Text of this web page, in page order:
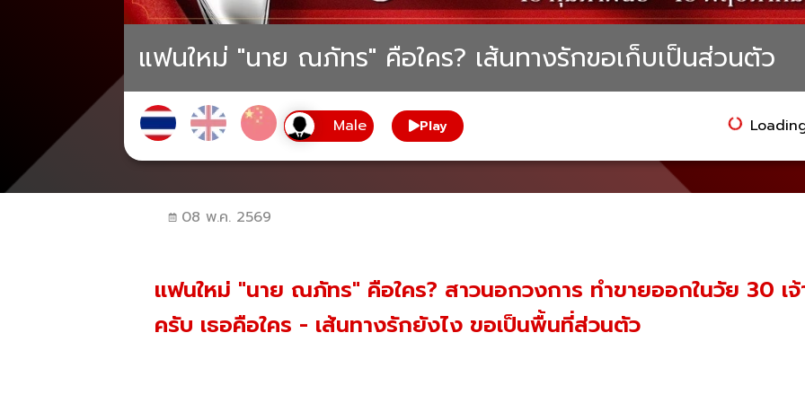
แฟนใหม่ "นาย ณภัทร" คือใคร? เส้นทางรักขอเก็บเป็นส่วนตัว
Play
08 พ.ค. 2569
แฟนใหม่ "นาย ณภัทร" คือใคร? สาวนอกวงการ ทำขายออกในวัย 30
ครับ เธอคือใคร - เส้นทางรักยังไง ขอเป็นพื้นที่ส่วนตัว